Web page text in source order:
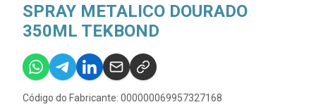
SPRAY METALICO DOURADO
350ML TEKBOND
Código do Fabricante: 000000069957327168